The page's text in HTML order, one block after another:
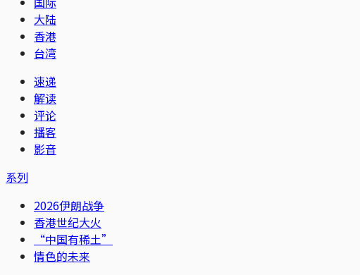
大陆
香港
台湾
速递
解读
评论
播客
影音
系列
2026伊朗战争
香港世纪大火
“中国有稀土”
情色的未来